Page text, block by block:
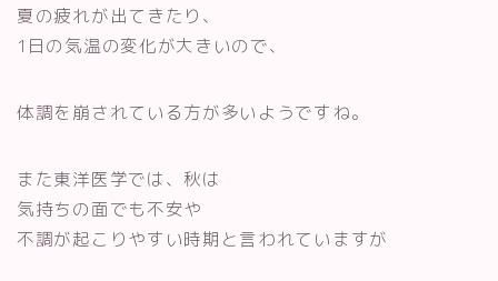
夏の疲れが出てきたり、
1日の気温の変化が大きいので、
体調を崩されている方が多いようですね。
また東洋医学では、秋は
気持ちの面でも不安や
不調が起こりやすい時期と言われていますが